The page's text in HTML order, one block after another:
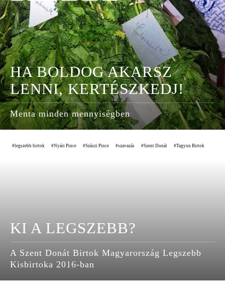
HA BOLDOG AKARSZ
LENNI, KERTÉSZKEDJ!
Menta minden mennyiségben
legszebb birtok Nyári Pince Szászi Pince szavazás Szent Donát Tagyon Birtok
KI A LEGSZEBB?
A Szent Donát Birtok Magyarország Legszebb
Kisbirtoka 2016-ban